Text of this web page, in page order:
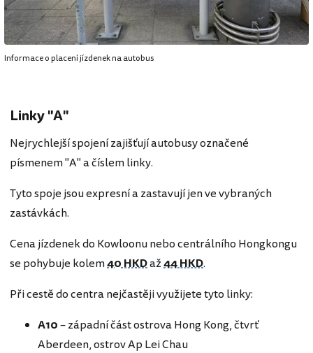
Informace o placení jízdenek na autobus
Linky "A"
Nejrychlejší spojení zajišťují autobusy označené
písmenem "A" a číslem linky.
Tyto spoje jsou expresní a zastavují jen ve vybraných
zastávkách.
Cena jízdenek do Kowloonu nebo centrálního Hongkongu
se pohybuje kolem40 HKDaž44 HKD.
Při cestě do centra nejčastěji využijete tyto linky:
A10– západní část ostrova Hong Kong, čtvrť
Aberdeen, ostrov Ap Lei Chau